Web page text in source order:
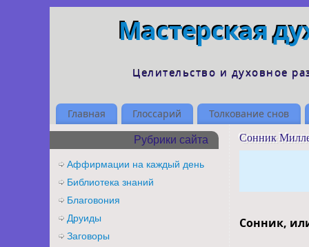
Мастерская
Целительство и духовное
Главная Глоссарий Толкование снов
Сонник
Сонник,
Рубрики сайта
Аффирмации на каждый день
Библиотека знаний
Благовония
Друиды
Заговоры